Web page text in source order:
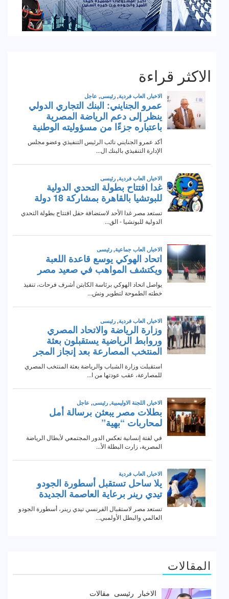
الاكثر قراءة
المقالات
الاخبار رئيسى مقالات